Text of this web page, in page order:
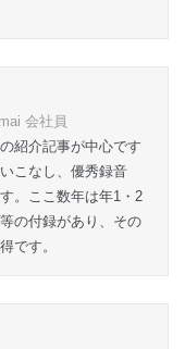
会社員
紹介記事が中心です
こなし、優秀録音
。ここ数年は年1・2
の付録があり、その
です。